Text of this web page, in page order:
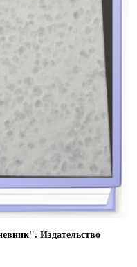
Издательство